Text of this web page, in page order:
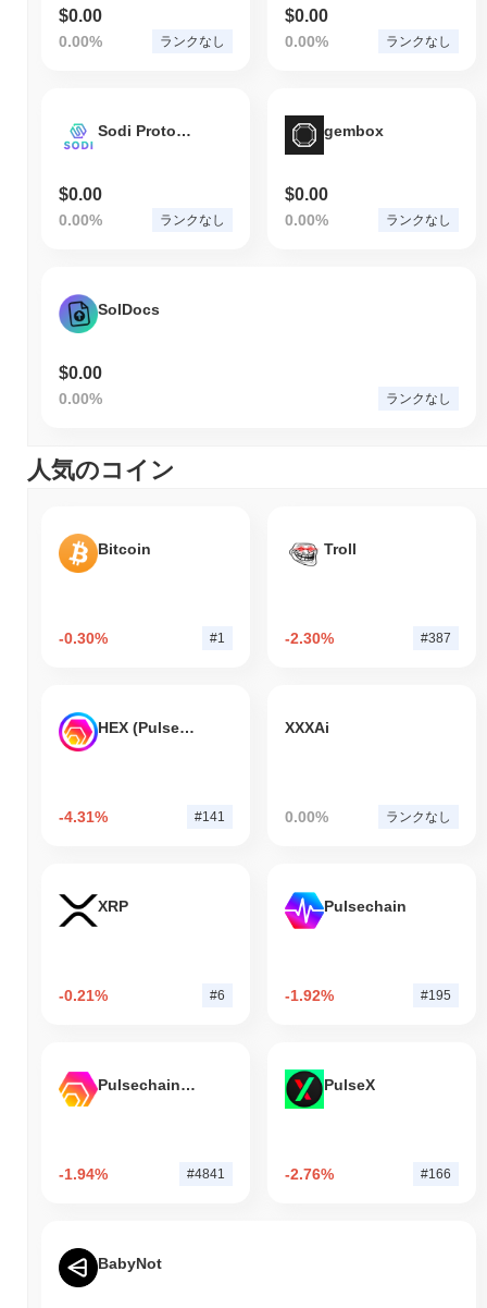
$0.00
0.00% ランクなし
$0.00
0.00% ランクなし
Sodi Protocol
$0.00
0.00% ランクなし
gembox
$0.00
0.00% ランクなし
SolDocs
$0.00
0.00% ランクなし
人気のコイン
Bitcoin
-0.30% #1
Troll
-2.30% #387
HEX (Pulsechain)
-4.31% #141
XXXAi
0.00% ランクなし
XRP
-0.21% #6
Pulsechain
-1.92% #195
Pulsechain Bridged HEX (Pulsechain)
-1.94% #4841
PulseX
-2.76% #166
BabyNot